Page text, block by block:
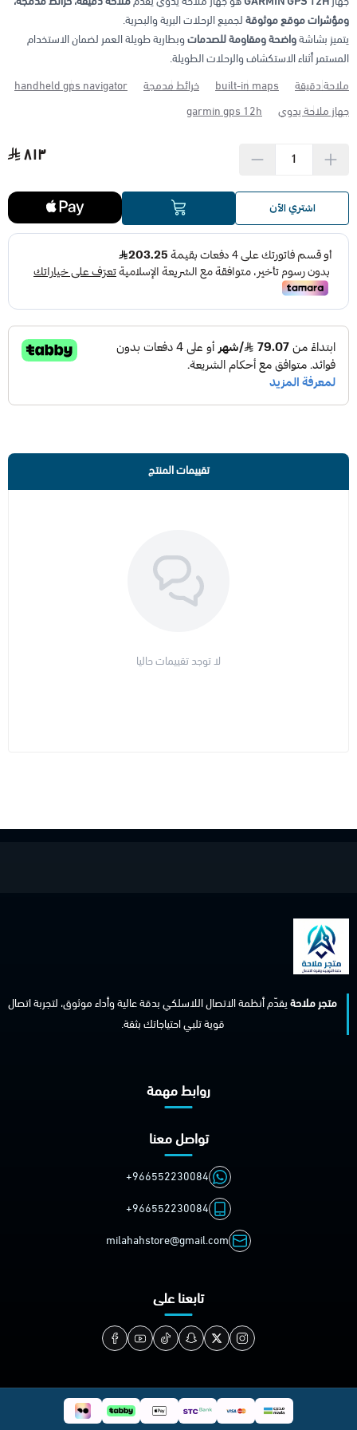
منتجات شركة فاس FAS
الأجهزة مضادة الانفجار (ATEX)
ومؤشرات موقع موثوقةلجميع الرحلات البرية والبحرية.
يتميز بشاشةواضحة ومقاومة للصدماتوبطارية طويلة العمر لضمان الاستخدام
المستمر أثناء الاستكشاف والرحلات الطويلة.
ملاحة دقيقة
built-in maps خرائط مدمجة
handheld gps navigator
جهاز ملاحة يدوي
garmin gps 12h
٨١٣
اشتري الآن
تقييمات المنتج
لا توجد تقييمات حاليا
متجر ملاحةيقدّم أنظمة الاتصال اللاسلكي بدقة عالية وأداء موثوق، لتجربة اتصال
قوية تلبي احتياجاتك بثقة.
روابط مهمة
تواصل معنا
+966552230084
+966552230084
milahahstore@gmail.com
تابعنا على